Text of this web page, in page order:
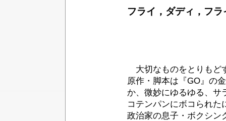
フライ，ダディ，フラ
大切なものをとりも
原作・脚本は『GO』の
か、微妙にゆるゆる、サ
コテンパンにボコられた
政治家の息子・ボクシン